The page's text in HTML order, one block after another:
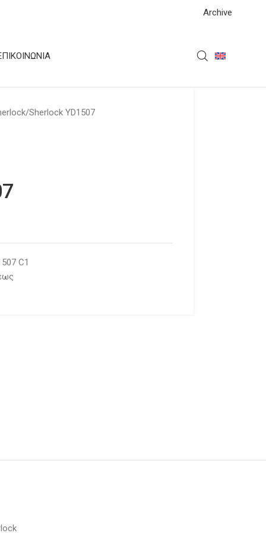
Archive
Sherlock YD1507
C1